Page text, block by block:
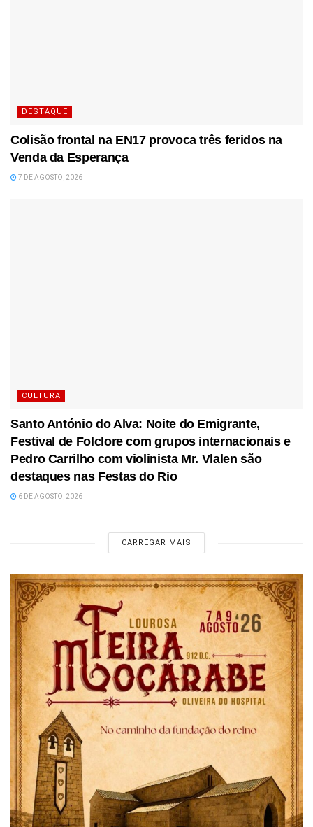
DESTAQUE
Colisão frontal na EN17 provoca três feridos na
Venda da Esperança
7 DE AGOSTO, 2026
CULTURA
Santo António do Alva: Noite do Emigrante,
Festival de Folclore com grupos internacionais e
Pedro Carrilho com violinista Mr. Vlalen são
destaques nas Festas do Rio
6 DE AGOSTO, 2026
CARREGAR MAIS